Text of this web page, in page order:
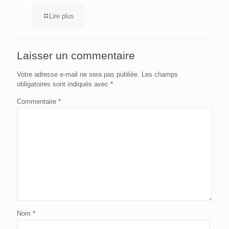
Lire plus
Laisser un commentaire
Votre adresse e-mail ne sera pas publiée. Les champs
obligatoires sont indiqués avec *
Commentaire *
Nom *